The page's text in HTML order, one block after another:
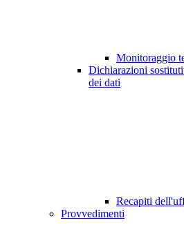
Monitoraggio
Dichiarazioni
dei dati
Recapiti
Provvedimenti